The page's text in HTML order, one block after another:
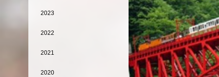
2023
2022
2021
2020